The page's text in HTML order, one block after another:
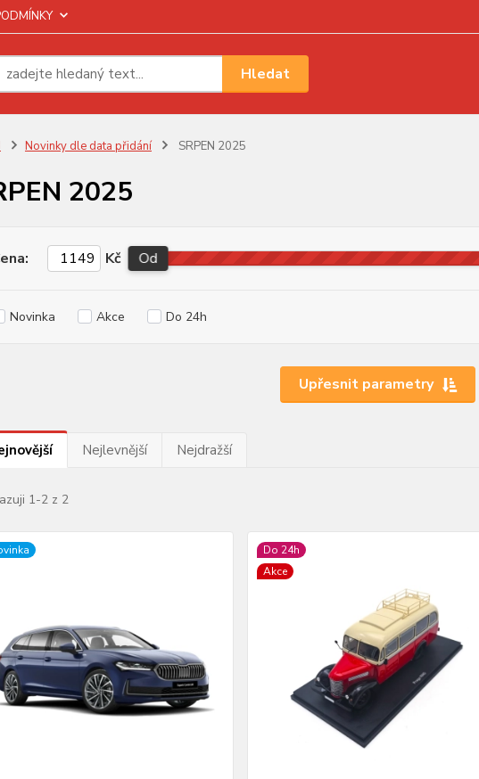
Hledat
Novinky dle data přidání SRPEN 2025
2025
Upřesnit parametry
Kč Od
Novinka Akce Do 24h
Nejlevnější Nejdražší
1-2 z 2
Do 24h
Akce